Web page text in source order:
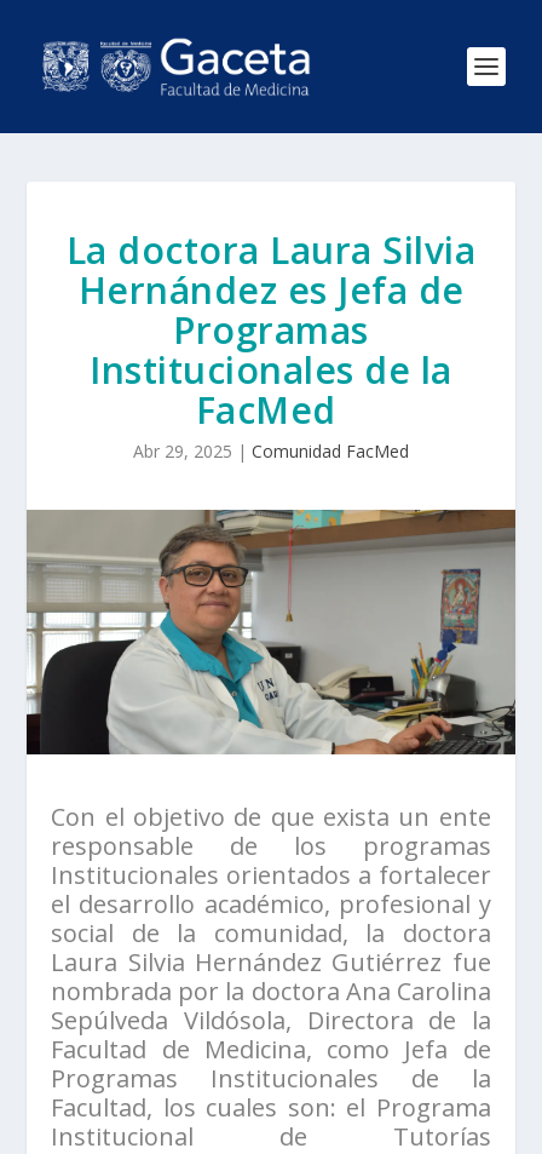
La doctora Laura Silvia
Hernández es Jefa de
Programas
Institucionales de la
FacMed
Abr 29, 2025 | Comunidad FacMed
Con el objetivo de que exista un ente
responsable de los programas
Institucionales orientados a fortalecer
el desarrollo académico, profesional y
social de la comunidad, la doctora
Laura Silvia Hernández Gutiérrez fue
nombrada por la doctora Ana Carolina
Sepúlveda Vildósola, Directora de la
Facultad de Medicina, como Jefa de
Programas Institucionales de la
Facultad, los cuales son: el Programa
Institucional de Tutorías